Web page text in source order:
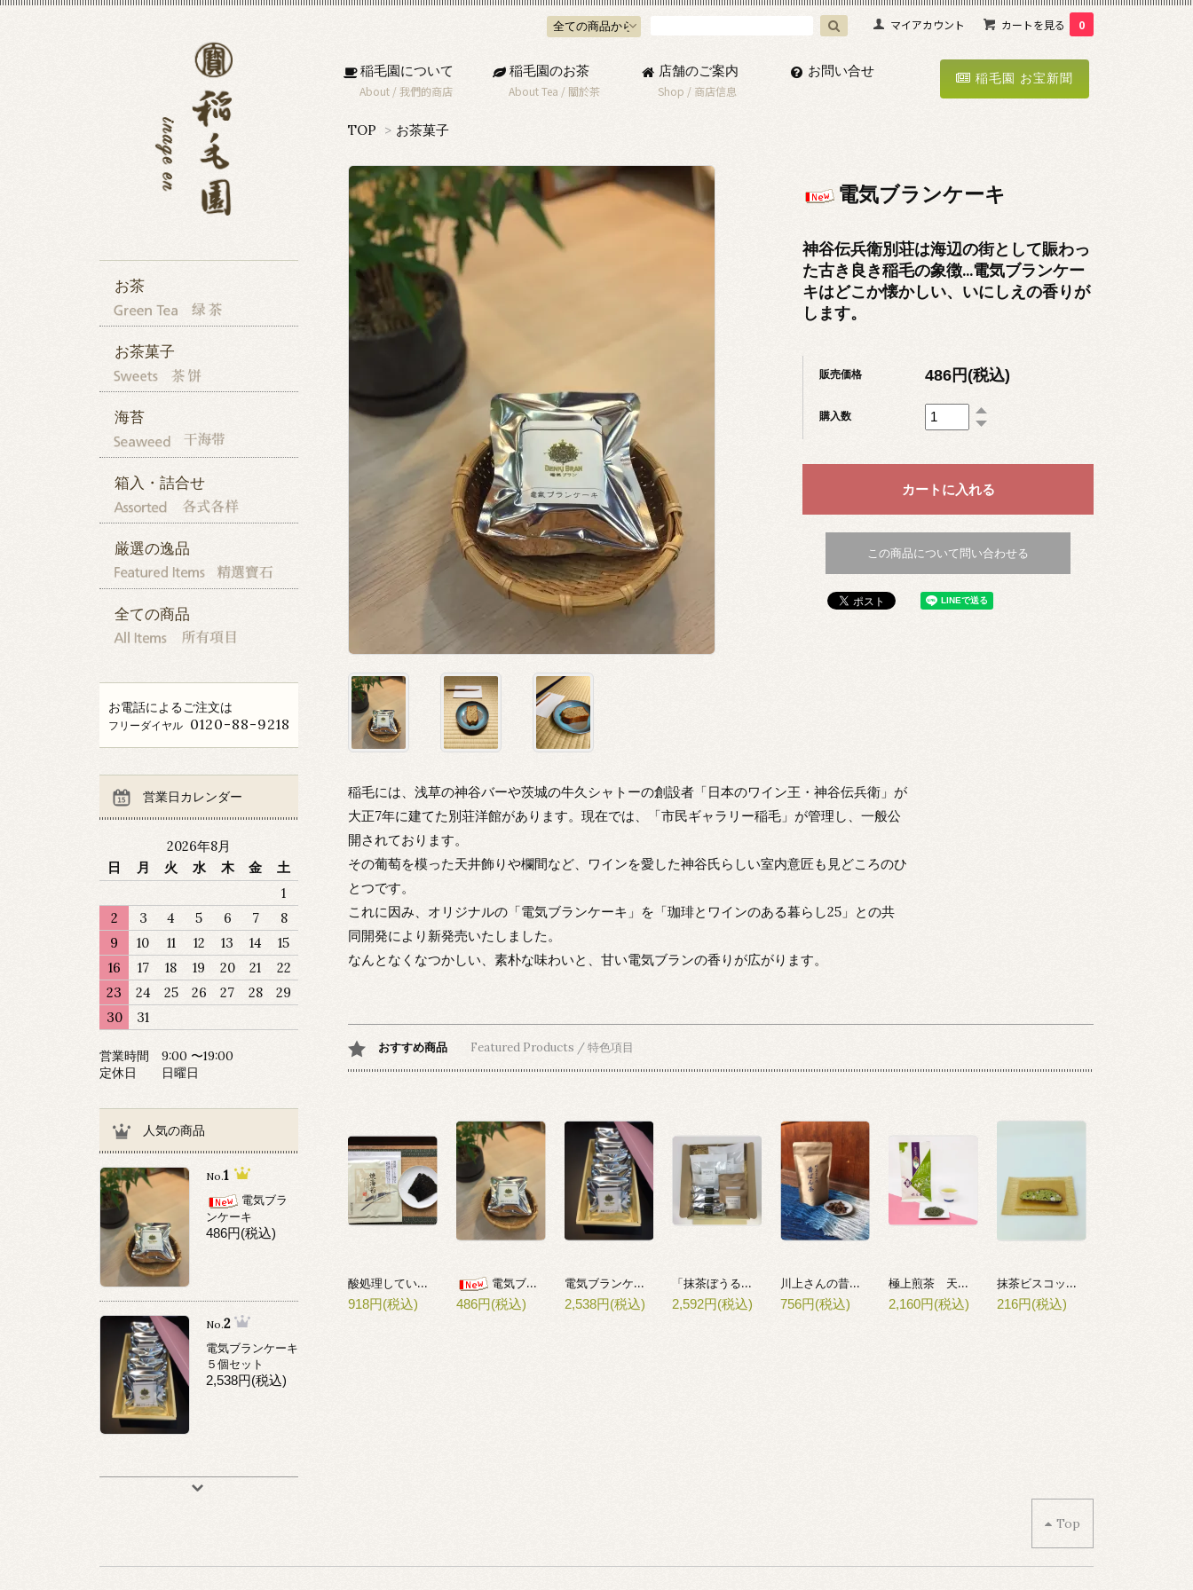
マイアカウント カートを見る 0
稲毛園について
About /我們的商店
稲毛園のお茶
About Tea / 關於茶
店舗のご案内
Shop / 商店信息
お問い合せ 稲毛園 お宝新聞
TOP > お茶菓子
電気ブランケーキ
神谷伝兵衛別荘は海辺の街として賑わっ
た古き良き稲毛の象徴...電気ブランケー
キはどこか懐かしい、いにしえの香りが
します。
販売価格 486円(税込)
購入数
この商品について問い合わせる
稲毛には、浅草の神谷バーや茨城の牛久シャトーの創設者「日本のワイン王・神谷伝兵衛」が
大正7年に建てた別荘洋館があります。現在では、「市民ギャラリー稲毛」が管理し、一般公
開されております。
その葡萄を模った天井飾りや欄間など、ワインを愛した神谷氏らしい室内意匠も見どころのひ
とつです。
これに因み、オリジナルの「電気ブランケーキ」を「珈琲とワインのある暮らし25」との共
同開発により新発売いたしました。
なんとなくなつかしい、素朴な味わいと、甘い電気ブランの香りが広がります。
おすすめ商品 Featured Products / 特色項目
酸処理していない焼海苔(伊勢産)
918円(税込)
電気ブランケーキ
486円(税込)
電気ブランケーキ５個セット
2,538円(税込)
「抹茶ぼうる・抹茶ビスコッティ・煎茶さぶれ」詰合せ
2,592円(税込)
川上さんの昔番茶
756円(税込)
極上煎茶 天上(てんじょう)
2,160円(税込)
抹茶ビスコッティ HOZUI
216円(税込)
お茶
お茶菓子
海苔
箱入・詰合せ
厳選の逸品
全ての商品
お電話によるご注文は
フリーダイヤル 0120-88-9218
営業日カレンダー
2026年8月
日
月 火 水 木 金
土
1
2
3 4 5 6 7
8
9
10 11 12 13 14
15
16
17 18 19 20 21
22
23
24 25 26 27 28
29
30
31
営業時間 9:00 〜19:00
定休日 日曜日
人気の商品
No.1
電気ブラ
ンケーキ
486円(税込)
No.2
電気ブランケーキ
５個セット
2,538円(税込)
Top